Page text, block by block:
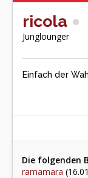
ricola
Junglounger
Einfach der
Die folgenden
ramamara